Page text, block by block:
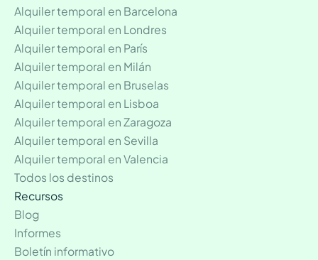
Alquiler temporal en Barcelona
Alquiler temporal en Londres
Alquiler temporal en París
Alquiler temporal en Milán
Alquiler temporal en Bruselas
Alquiler temporal en Lisboa
Alquiler temporal en Zaragoza
Alquiler temporal en Sevilla
Alquiler temporal en Valencia
Todos los destinos
Recursos
Blog
Informes
Boletín informativo